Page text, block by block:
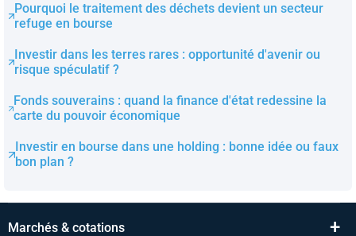
Pourquoi le traitement des déchets devient un secteur
refuge en bourse
Investir dans les terres rares : opportunité d'avenir ou
risque spéculatif ?
Fonds souverains : quand la finance d'état redessine la
carte du pouvoir économique
Investir en bourse dans une holding : bonne idée ou faux
bon plan ?
Marchés & cotations +